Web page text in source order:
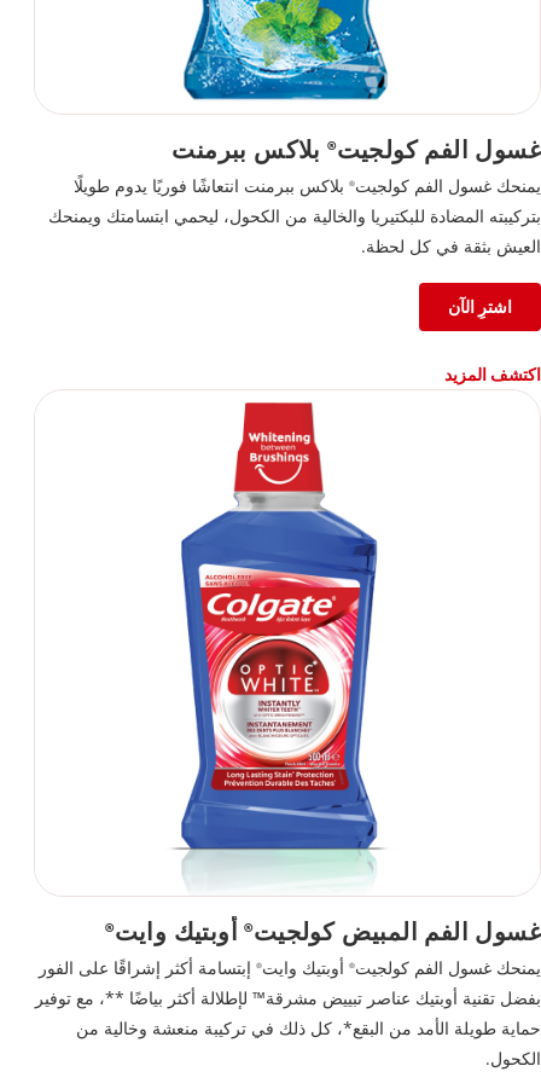
غسول الفم كولجيت®بلاكس ببرمنت
يمنحك غسول الفم كولجيت®
بلاكس ببرمنت انتعاشًا فوريًا يدوم طويلًا
بتركيبته المضادة للبكتيريا والخالية من الكحول، ليحمي ابتسامتك ويمنحك
العيش بثقة في كل لحظة.
اشترِ الآن
اكتشف المزيد
غسول الفم المبيض كولجيت®أوبتيك وايت®
يمنحك غسول الفم كولجيت® أوبتيك وايت® إبتسامة أكثر إشراقًا على الفور
بفضل تقنية أوبتيك عناصر تبييض مشرقة™ لإطلالة أكثر بياضًا **، مع توفير
حماية طويلة الأمد من البقع*، كل ذلك في تركيبة منعشة وخالية من
الكحول.